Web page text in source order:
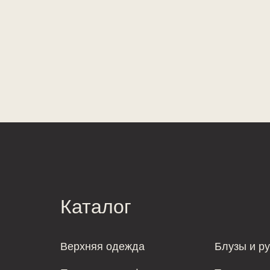
Каталог
Верхняя одежда Блузы и